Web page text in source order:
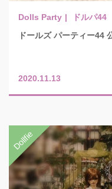
ドルパ44
ドールズ パーティー44
2020.11.13